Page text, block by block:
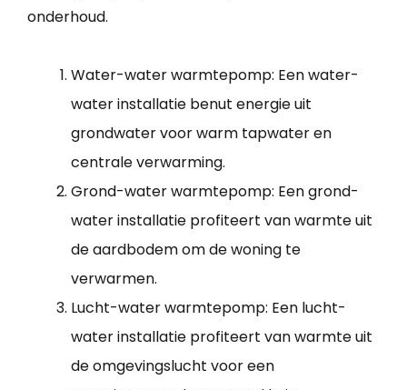
onderhoud.
Water-water warmtepomp: Een water-
water installatie benut energie uit
grondwater voor warm tapwater en
centrale verwarming.
Grond-water warmtepomp: Een grond-
water installatie profiteert van warmte uit
de aardbodem om de woning te
verwarmen.
Lucht-water warmtepomp: Een lucht-
water installatie profiteert van warmte uit
de omgevingslucht voor een